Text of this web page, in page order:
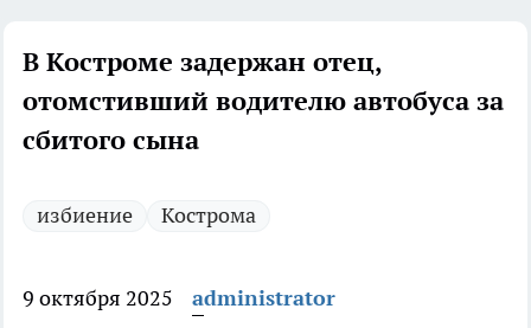
В Костроме задержан отец,
отомстивший водителю автобуса за
сбитого сына
избиение Кострома
9 октября 2025
administrator